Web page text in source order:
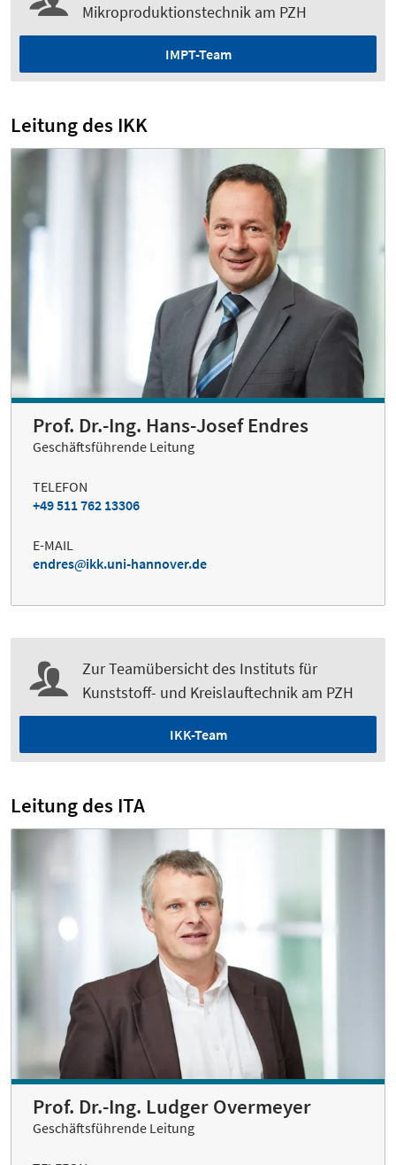
Mikroproduktionstechnik am PZH
IMPT-Team
Leitung des IKK
Prof. Dr.-Ing. Hans-Josef Endres
Geschäftsführende Leitung
TELEFON
+49 511 762 13306
E-MAIL
endres
ikk.uni-hannover.de
Zur Teamübersicht des Instituts für
Kunststoff- und Kreislauftechnik am PZH
IKK-Team
Leitung des ITA
Prof. Dr.-Ing. Ludger Overmeyer
Geschäftsführende Leitung